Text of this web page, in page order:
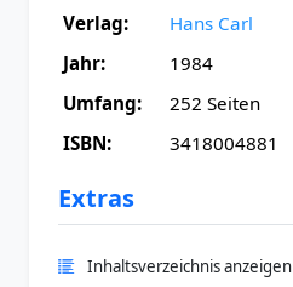
Verlag:
Hans Carl
Jahr:
1984
Umfang:
252 Seiten
ISBN:
3418004881
Extras
Inhaltsverzeichnis anzeigen